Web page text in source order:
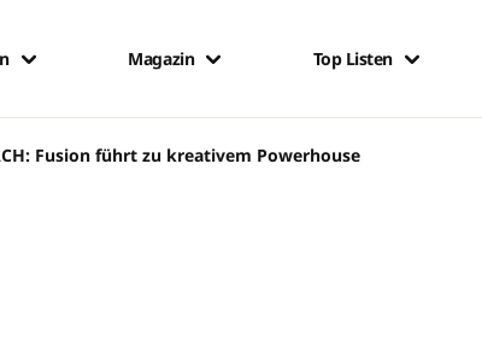
Magazin Top Listen
Fusion führt zu kreativem Powerhouse